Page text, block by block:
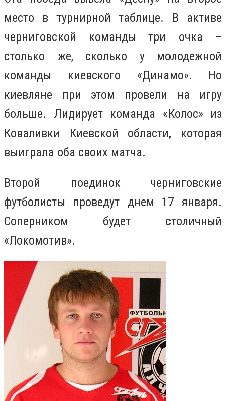
место в турнирной таблице. В активе
черниговской команды три очка –
столько же, сколько у молодежной
команды киевского «Динамо». Но
киевляне при этом провели на игру
больше. Лидирует команда «Колос» из
Коваливки Киевской области, которая
выиграла оба своих матча.
Второй поединок черниговские
футболисты проведут днем 17 января.
Соперником будет столичный
«Локомотив».